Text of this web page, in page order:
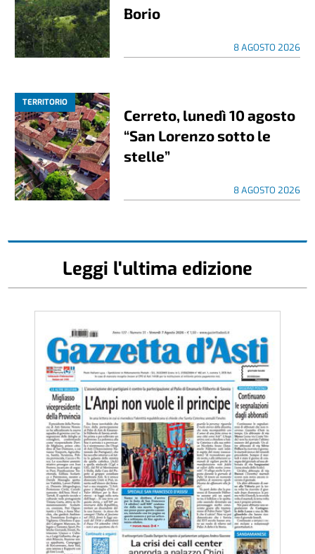
Borio
8 AGOSTO 2026
TERRITORIO
Cerreto, lunedì 10 agosto
“San Lorenzo sotto le
stelle”
8 AGOSTO 2026
Leggi l'ultima edizione